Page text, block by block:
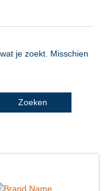
je zoekt. Misschien